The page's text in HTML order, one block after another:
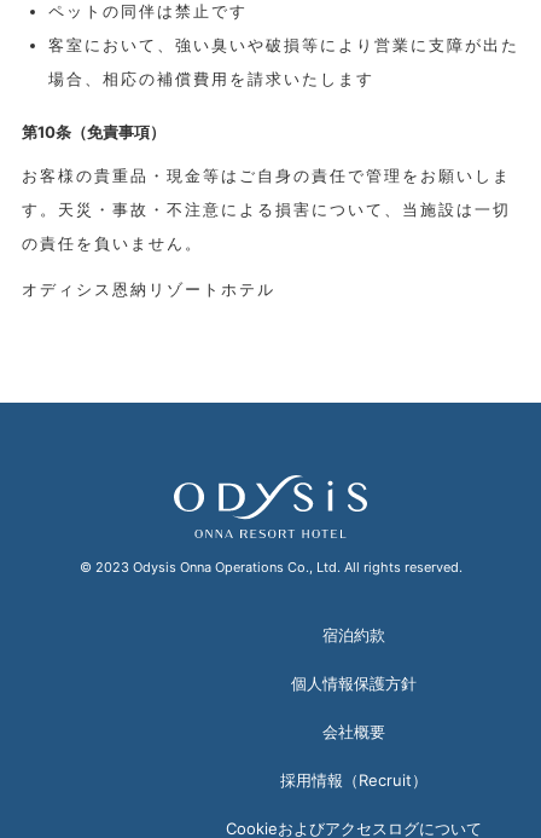
ペットの同伴は禁止です
客室において、強い臭いや破損等により営業に支障が出た
場合、相応の補償費用を請求いたします
第10条（免責事項）
お客様の貴重品・現金等はご自身の責任で管理をお願いしま
す。天災・事故・不注意による損害について、当施設は一切
の責任を負いません。
オディシス恩納リゾートホテル
© 2023 Odysis Onna Operations Co., Ltd. All rights reserved.
宿泊約款
個人情報保護方針
会社概要
採用情報（Recruit）
Cookieおよびアクセスログについて